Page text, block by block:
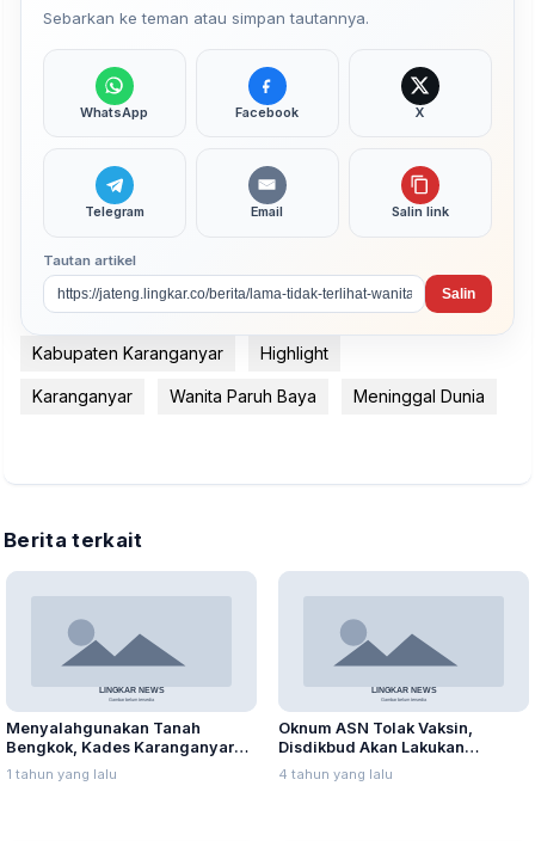
Sebarkan ke teman atau simpan tautannya.
WhatsApp Facebook X
Telegram Email Salin link
Tautan artikel
Salin
Kabupaten Karanganyar Highlight
Karanganyar Wanita Paruh Baya Meninggal Dunia
Berita terkait
Menyalahgunakan Tanah
Bengkok, Kades Karanganyar
Ditangkap Kejari
1 tahun yang lalu
Oknum ASN Tolak Vaksin,
Disdikbud Akan Lakukan
Pembinaan
4 tahun yang lalu